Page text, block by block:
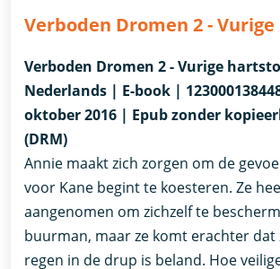
Verboden Dromen 2 -
Verboden Dromen 2 - Vurige
Nederlands | E-book |
oktober 2016 | Epub zonder
(DRM)
Annie maakt zich zorgen om de
voor Kane begint te koesteren. Ze
aangenomen om zichzelf te
buurman, maar ze komt erachter dat
regen in de drup is beland. Hoe